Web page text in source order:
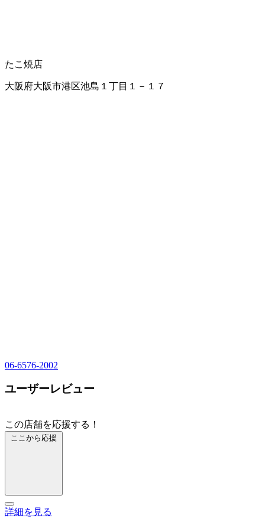
たこ焼店
大阪府大阪市港区池島１丁目１－１７
06-6576-2002
ユーザーレビュー
この店舗を応援する！
ここから応援
詳細を見る